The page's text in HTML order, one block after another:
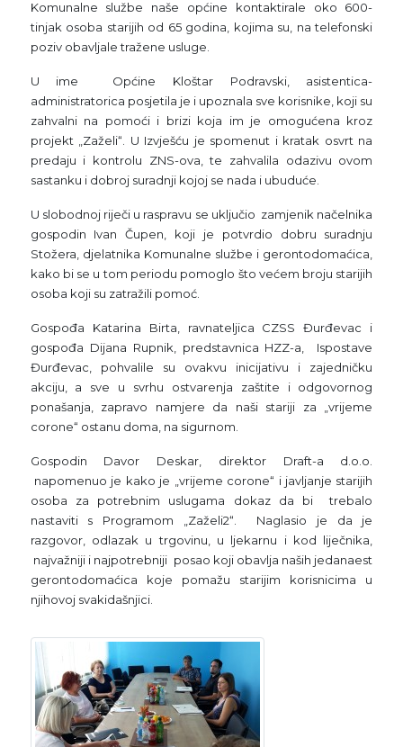
Komunalne službe naše općine kontaktirale oko 600-
tinjak osoba starijih od 65 godina, kojima su, na telefonski
poziv obavljale tražene usluge.
U ime Općine Kloštar Podravski, asistentica-
administratorica posjetila je i upoznala sve korisnike, koji su
zahvalni na pomoći i brizi koja im je omogućena kroz
projekt „Zaželi“. U Izvješću je spomenut i kratak osvrt na
predaju i kontrolu ZNS-ova, te zahvalila odazivu ovom
sastanku i dobroj suradnji kojoj se nada i ubuduće.
U slobodnoj riječi u raspravu se uključio zamjenik načelnika
gospodin Ivan Čupen, koji je potvrdio dobru suradnju
Stožera, djelatnika Komunalne službe i gerontodomaćica,
kako bi se u tom periodu pomoglo što većem broju starijih
osoba koji su zatražili pomoć.
Gospođa Katarina Birta, ravnateljica CZSS Đurđevac i
gospođa Dijana Rupnik, predstavnica HZZ-a, Ispostave
Đurđevac, pohvalile su ovakvu inicijativu i zajedničku
akciju, a sve u svrhu ostvarenja zaštite i odgovornog
ponašanja, zapravo namjere da naši stariji za „vrijeme
corone“ ostanu doma, na sigurnom.
Gospodin Davor Deskar, direktor Draft-a d.o.o.
napomenuo je kako je „vrijeme corone“ i javljanje starijih
osoba za potrebnim uslugama dokaz da bi trebalo
nastaviti s Programom „Zaželi2“. Naglasio je da je
razgovor, odlazak u trgovinu, u ljekarnu i kod liječnika,
najvažniji i najpotrebniji posao koji obavlja naših jedanaest
gerontodomaćica koje pomažu starijim korisnicima u
njihovoj svakidašnjici.